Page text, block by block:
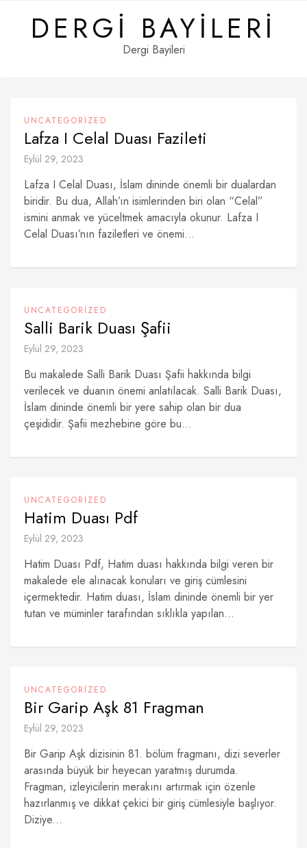
contentDERGI BAYILERI
Dergi Bayileri
UNCATEGORIZED
Lafza I Celal Duası Fazileti
Eylül 29, 2023
Lafza I Celal Duası, İslam dininde önemli bir dualardan
biridir. Bu dua, Allah’ın isimlerinden biri olan “Celal”
ismini anmak ve yüceltmek amacıyla okunur. Lafza I
Celal Duası’nın faziletleri ve önemi...
UNCATEGORIZED
Salli Barik Duası Şafii
Eylül 29, 2023
Bu makalede Salli Barik Duası Şafii hakkında bilgi
verilecek ve duanın önemi anlatılacak. Salli Barik Duası,
İslam dininde önemli bir yere sahip olan bir dua
çeşididir. Şafii mezhebine göre bu...
UNCATEGORIZED
Hatim Duası Pdf
Eylül 29, 2023
Hatim Duası Pdf, Hatim duası hakkında bilgi veren bir
makalede ele alınacak konuları ve giriş cümlesini
içermektedir. Hatim duası, İslam dininde önemli bir yer
tutan ve müminler tarafından sıklıkla yapılan...
UNCATEGORIZED
Bir Garip Aşk 81 Fragman
Eylül 29, 2023
Bir Garip Aşk dizisinin 81. bölüm fragmanı, dizi severler
arasında büyük bir heyecan yaratmış durumda.
Fragman, izleyicilerin merakını artırmak için özenle
hazırlanmış ve dikkat çekici bir giriş cümlesiyle başlıyor.
Diziye...